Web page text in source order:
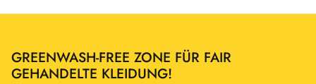
GREENWASH-FREE ZONE FÜR FAIR
GEHANDELTE KLEIDUNG!